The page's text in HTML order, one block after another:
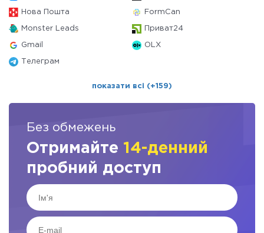
Нова Пошта FormCan
Monster Leads Приват24
Gmail OLX
Телеграм
показати всі (+159)
Без обмежень
Отримайте 14-денний
пробний доступ